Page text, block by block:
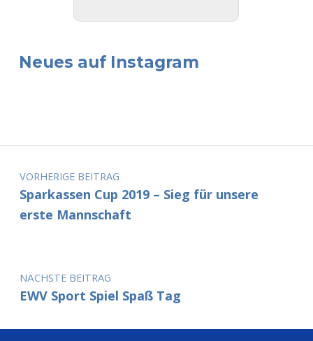
Neues auf Instagram
Beitragsnavigation
VORHERIGE BEITRAG
Sparkassen Cup 2019 – Sieg für unsere
erste Mannschaft
NÄCHSTE BEITRAG
EWV Sport Spiel Spaß Tag